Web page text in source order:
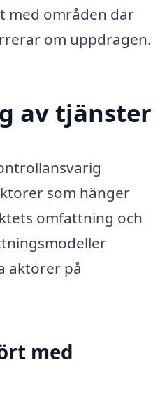
med områden där
om uppdragen.
av tjänster
som hänger
omfattning och
aktörer på
med